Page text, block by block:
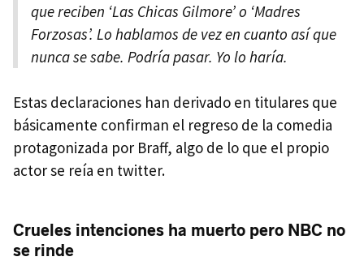
que reciben ‘Las Chicas Gilmore’ o ‘Madres
Forzosas’. Lo hablamos de vez en cuanto así que
nunca se sabe. Podría pasar. Yo lo haría.
Estas declaraciones han derivado en titulares que
básicamente confirman el regreso de la comedia
protagonizada por Braff, algo de lo que el propio
actor se reía en twitter.
Crueles intenciones ha muerto pero NBC no
se rinde